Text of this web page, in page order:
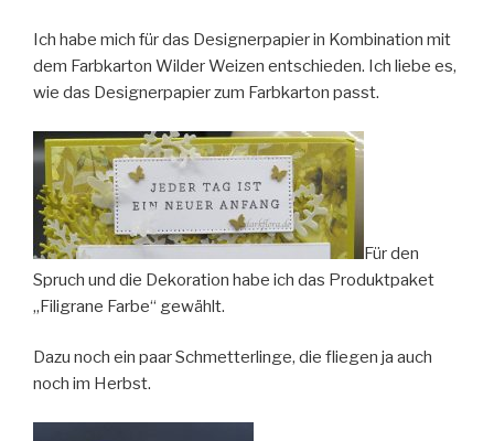
Ich habe mich für das Designerpapier in Kombination mit
dem Farbkarton Wilder Weizen entschieden. Ich liebe es,
wie das Designerpapier zum Farbkarton passt.
Für den
Spruch und die Dekoration habe ich das Produktpaket
„Filigrane Farbe“ gewählt.
Dazu noch ein paar Schmetterlinge, die fliegen ja auch
noch im Herbst.